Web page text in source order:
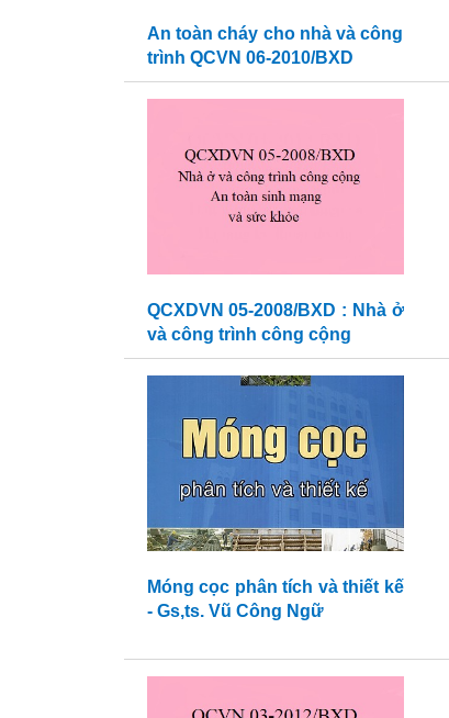
An toàn cháy cho nhà và công
trình QCVN 06-2010/BXD
QCXDVN 05-2008/BXD : Nhà ở
và công trình công cộng
Móng cọc phân tích và thiết kế
- Gs,ts. Vũ Công Ngữ